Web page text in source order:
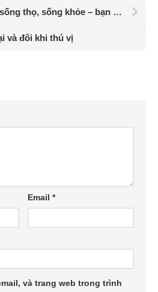
Dấu hiệu của người sống thọ, sống khỏe – bạn có mấy điểm
và đôi khi thú vị
Email*
và trang web trong trình